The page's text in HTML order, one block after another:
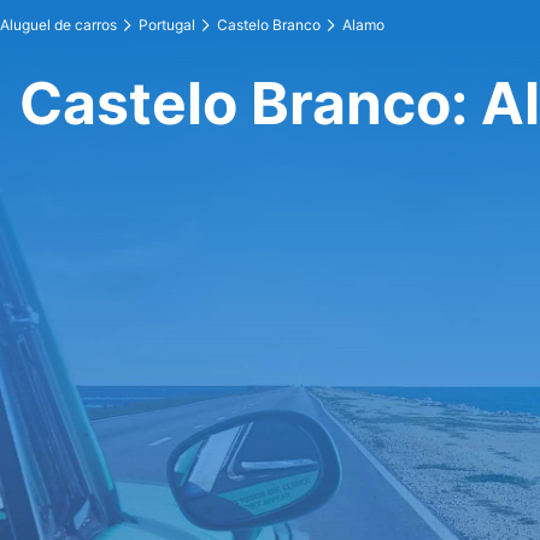
Aluguel de carros Portugal Castelo Branco Alamo
Castelo Branco: